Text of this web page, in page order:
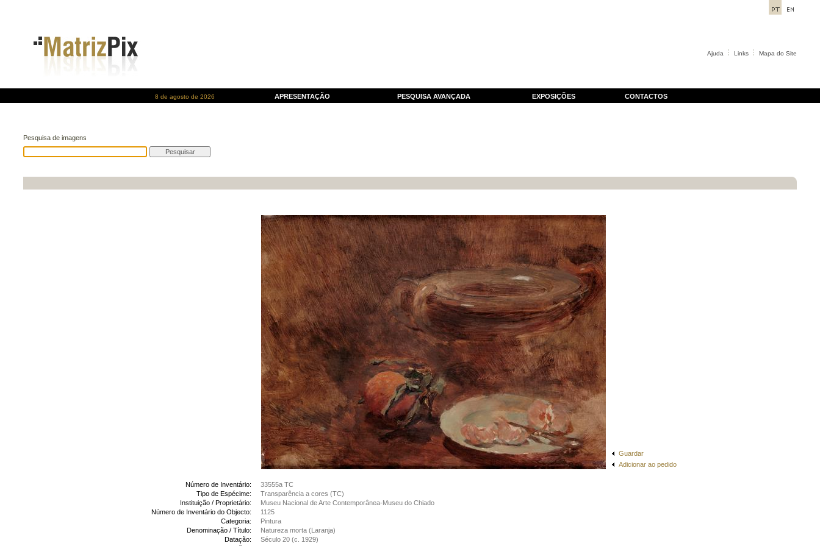
Ajuda Links Mapa do Site
8 de agosto de 2026 APRESENTAÇÃO PESQUISA AVANÇADA EXPOSIÇÕES CONTACTOS
Pesquisa de imagens
Guardar
Adicionar ao pedido
Número de Inventário:
33555a TC
Tipo de Espécime:
Transparência a cores (TC)
Instituição / Proprietário:
Museu Nacional de Arte Contemporânea-Museu do Chiado
Número de Inventário do Objecto:
1125
Categoria:
Pintura
Denominação / Título:
Natureza morta (Laranja)
Datação:
Século 20 (c. 1929)